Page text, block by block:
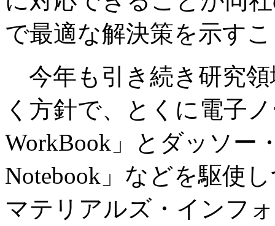
で最適な解決策を示す
今年も引き続き研究
く方針で、とくに電子
WorkBook」とダッソー
Notebook」などを駆使
マテリアルズ・インフ